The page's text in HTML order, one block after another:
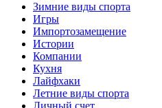
Зимние виды спорта
Игры
Импортозамещение
Истории
Компании
Кухня
Лайфхаки
Летние виды спорта
Личный счет